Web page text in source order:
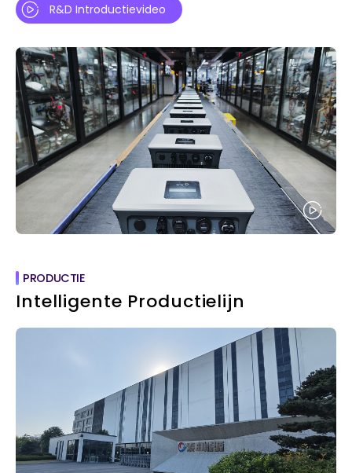
R&D Introductievideo
PRODUCTIE
Intelligente Productielijn